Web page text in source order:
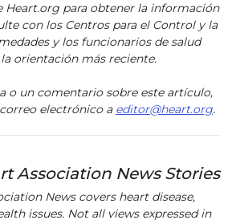
Heart.org para obtener la información
con los Centros para el Control y la
y los funcionarios de salud
orientación más reciente.
o un comentario sobre este artículo,
electrónico a editor@heart.org.
Association News Stories
News covers heart disease,
issues. Not all views expressed in